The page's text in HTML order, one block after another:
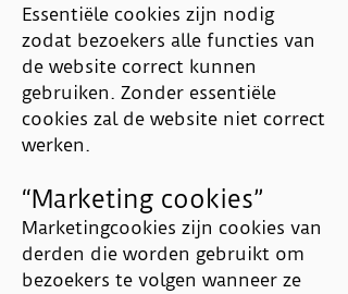
Essentiële cookies zijn nodig
zodat bezoekers alle functies van
de website correct kunnen
gebruiken. Zonder essentiële
cookies zal de website niet correct
werken.
“Marketing cookies”
Marketingcookies zijn cookies van
derden die worden gebruikt om
bezoekers te volgen wanneer ze